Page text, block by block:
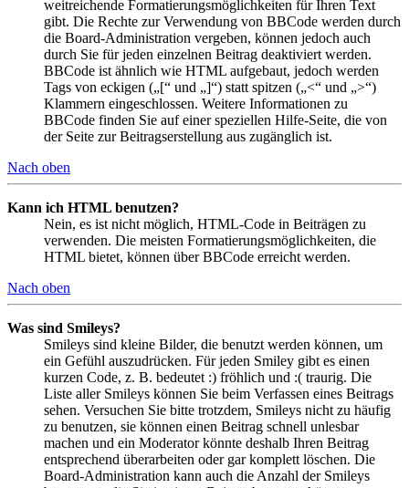
weitreichende Formatierungsmöglichkeiten für Ihren Text
gibt. Die Rechte zur Verwendung von BBCode werden durch
die Board-Administration vergeben, können jedoch auch
durch Sie für jeden einzelnen Beitrag deaktiviert werden.
BBCode ist ähnlich wie HTML aufgebaut, jedoch werden
Tags von eckigen („[“ und „]“) statt spitzen („<“ und „>“)
Klammern eingeschlossen. Weitere Informationen zu
BBCode finden Sie auf einer speziellen Hilfe-Seite, die von
der Seite zur Beitragserstellung aus zugänglich ist.
Nach oben
Kann ich HTML benutzen?
Nein, es ist nicht möglich, HTML-Code in Beiträgen zu
verwenden. Die meisten Formatierungsmöglichkeiten, die
HTML bietet, können über BBCode erreicht werden.
Nach oben
Was sind Smileys?
Smileys sind kleine Bilder, die benutzt werden können, um
ein Gefühl auszudrücken. Für jeden Smiley gibt es einen
kurzen Code, z. B. bedeutet :) fröhlich und :( traurig. Die
Liste aller Smileys können Sie beim Verfassen eines Beitrags
sehen. Versuchen Sie bitte trotzdem, Smileys nicht zu häufig
zu benutzen, sie können einen Beitrag schnell unlesbar
machen und ein Moderator könnte deshalb Ihren Beitrag
entsprechend überarbeiten oder gar komplett löschen. Die
Board-Administration kann auch die Anzahl der Smileys